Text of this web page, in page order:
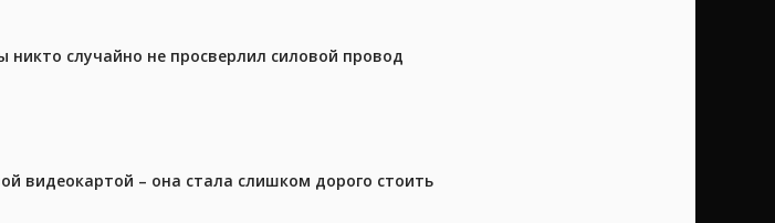
случайно не просверлил силовой провод
видеокартой – она стала слишком дорого стоить